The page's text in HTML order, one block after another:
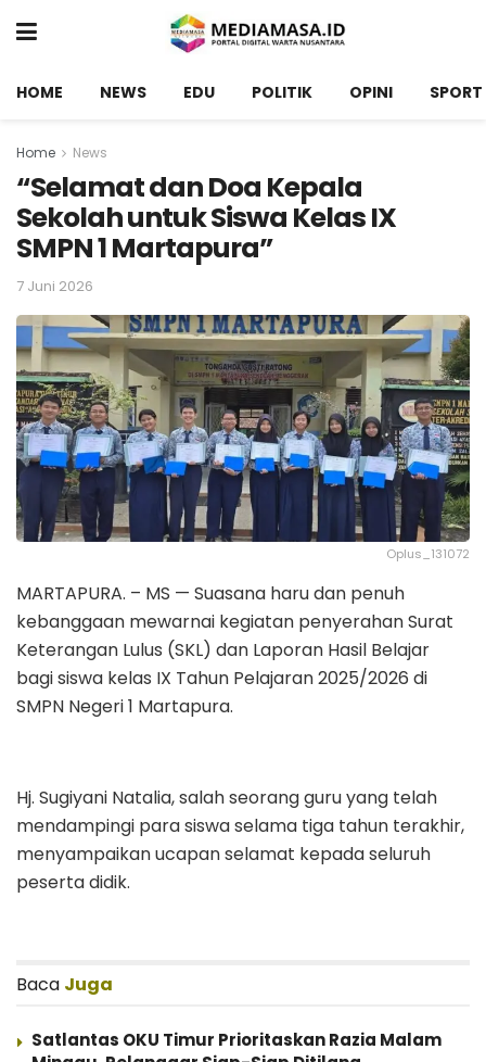
HOME NEWS EDU POLITIK OPINI SPORT
Home News
“Selamat dan Doa Kepala
Sekolah untuk Siswa Kelas IX
SMPN 1 Martapura”
7 Juni 2026
Oplus_131072
MARTAPURA. – MS — Suasana haru dan penuh
kebanggaan mewarnai kegiatan penyerahan Surat
Keterangan Lulus (SKL) dan Laporan Hasil Belajar
bagi siswa kelas IX Tahun Pelajaran 2025/2026 di
SMPN Negeri 1 Martapura.
Hj. Sugiyani Natalia, salah seorang guru yang telah
mendampingi para siswa selama tiga tahun terakhir,
menyampaikan ucapan selamat kepada seluruh
peserta didik.
Baca Juga
Satlantas OKU Timur Prioritaskan Razia Malam